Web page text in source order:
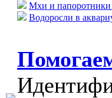
Мхи и папоротники
Водоросли в